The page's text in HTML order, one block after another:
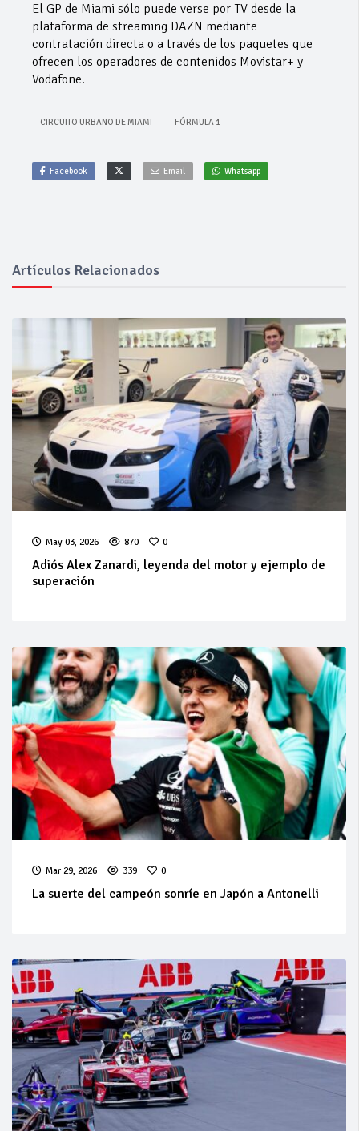
El GP de Miami sólo puede verse por TV desde la
plataforma de streaming DAZN mediante
contratación directa o a través de los paquetes que
ofrecen los operadores de contenidos Movistar+ y
Vodafone.
CIRCUITO URBANO DE MIAMI FÓRMULA 1
Facebook Email Whatsapp
Artículos Relacionados
May 03, 2026 870 0
Adiós Alex Zanardi, leyenda del motor y ejemplo de
superación
Mar 29, 2026 339 0
La suerte del campeón sonríe en Japón a Antonelli